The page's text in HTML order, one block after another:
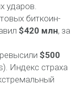
ударов.
биткоин-
$420 млн, за
$500
Индекс страха